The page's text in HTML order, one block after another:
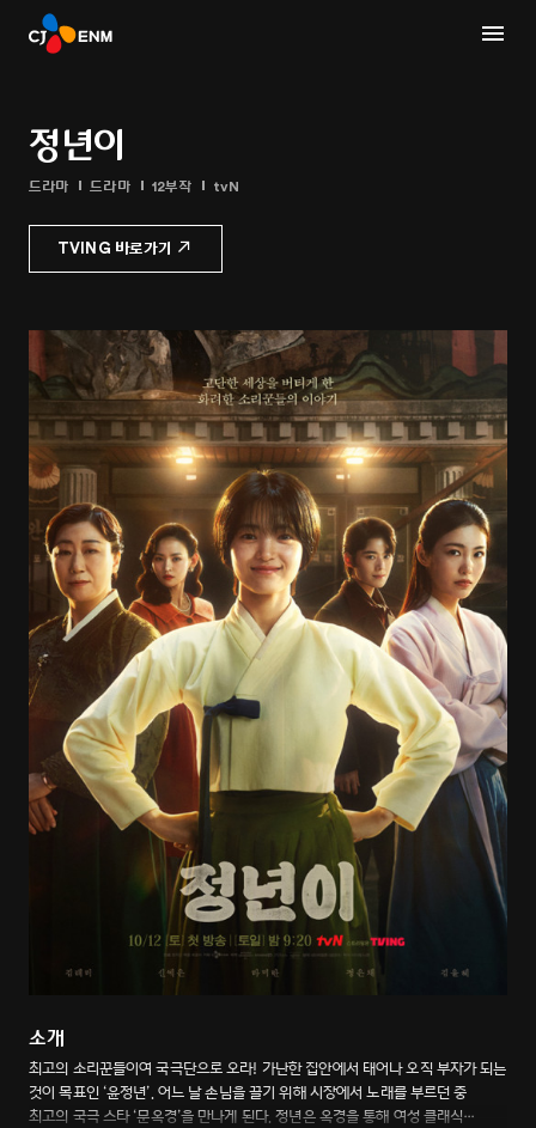
정년이
드라마 드라마 12부작 tvN
TVING 바로가기
소개
최고의 소리꾼들이여 국극단으로 오라! 가난한 집안에서 태어나 오직 부자가 되는
것이 목표인 ‘윤정년’. 어느 날 손님을 끌기 위해 시장에서 노래를 부르던 중
최고의 국극 스타 ‘문옥경’을 만나게 된다. 정년은 옥경을 통해 여성 클래식